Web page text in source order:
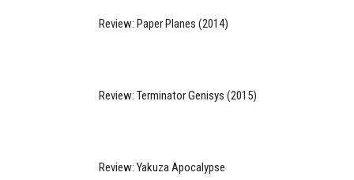
Review: Paper Planes (2014)
Review: Terminator Genisys (2015)
Review: Yakuza Apocalypse